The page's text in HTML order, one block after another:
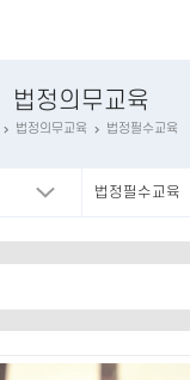
법정의무교육
법정의무교육 법정필수교육
법정필수교육